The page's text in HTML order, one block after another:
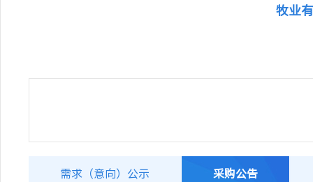
牧业
需求（意向）公示 采购公告